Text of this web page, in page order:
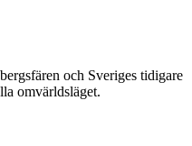
och Sveriges tidigare
omvärldsläget.